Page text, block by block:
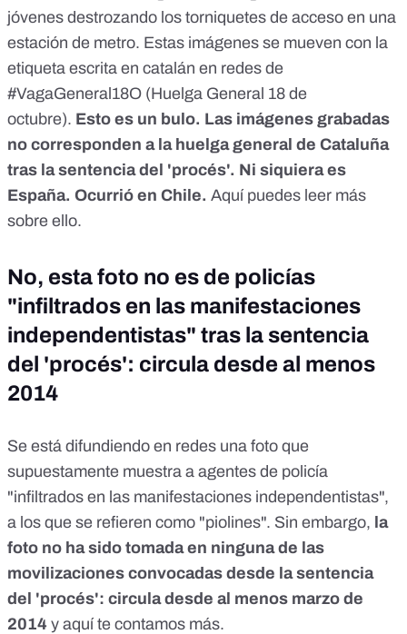
jóvenes destrozando los torniquetes de acceso en una
estación de metro. Estas imágenes se mueven con la
etiqueta escrita en catalán en redes de
#VagaGeneral18O (Huelga General 18 de
octubre). Esto es un bulo. Las imágenes grabadas
no corresponden a la huelga general de Cataluña
tras la sentencia del 'procés'. Ni siquiera es
España. Ocurrió en Chile. Aquí puedes leer más
sobre ello.
No, esta foto no es de policías
"infiltrados en las manifestaciones
independentistas" tras la sentencia
del 'procés': circula desde al menos
2014
Se está difundiendo en redes una foto que
supuestamente muestra a agentes de policía
"infiltrados en las manifestaciones independentistas",
a los que se refieren como "piolines". Sin embargo, la
foto no ha sido tomada en ninguna de las
movilizaciones convocadas desde la sentencia
del 'procés': circula desde al menos marzo de
2014 y aquí te contamos más.